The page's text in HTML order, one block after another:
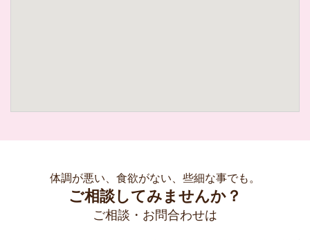
体調が悪い、食欲がない、些細な事でも。
ご相談してみませんか？
ご相談・お問合わせは